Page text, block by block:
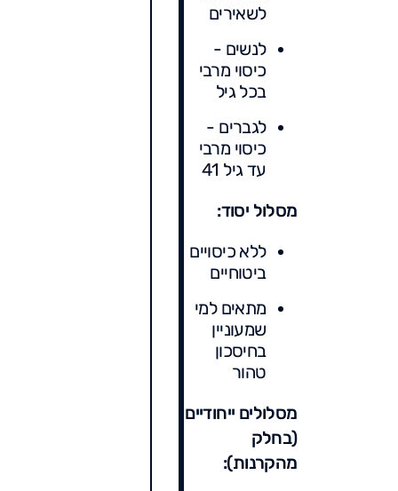
לשאירים
לנשים -
כיסוי מרבי
בכל גיל
לגברים -
כיסוי מרבי
עד גיל 41
מסלול יסוד:
ללא כיסויים
ביטוחיים
מתאים למי
שמעוניין
בחיסכון
טהור
מסלולים ייחודיים
(בחלק
מהקרנות):